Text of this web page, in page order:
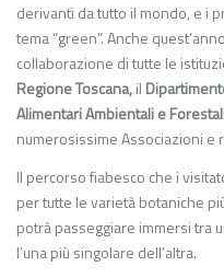
derivanti da tutto il mondo, e i
tema “green”. Anche
collaborazione di tutte le
Regione Toscana,il
Alimentari Ambientali e
numerosissime Associazioni e
Il percorso fiabesco che i
per tutte le varietà botaniche
potrà passeggiare immersi tra
l’una più singolare dell’altra.